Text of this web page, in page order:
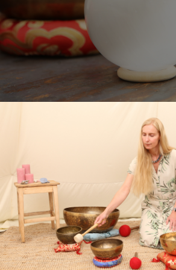
Klankschalen
Opleidingen & Cirkels
CONTACT
Klankschalen
Opleidingen & Cirkels
Over Mij
Blog
CONTACT